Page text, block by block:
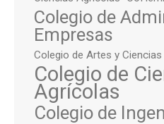
Colegio de
Empresas
Colegio de Artes y Ciencias
Colegio de
Agrícolas
Colegio de